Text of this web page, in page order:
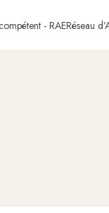
- RAERéseau